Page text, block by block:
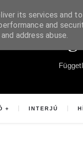
INTERJÚ
its services and
and
address abuse.